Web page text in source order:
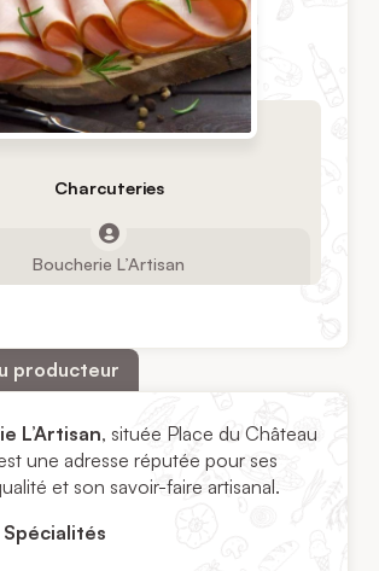
Charcuteries
Boucherie L’Artisan
producteur
L’Artisan, située Place du Château
une adresse réputée pour ses
et son savoir-faire artisanal.